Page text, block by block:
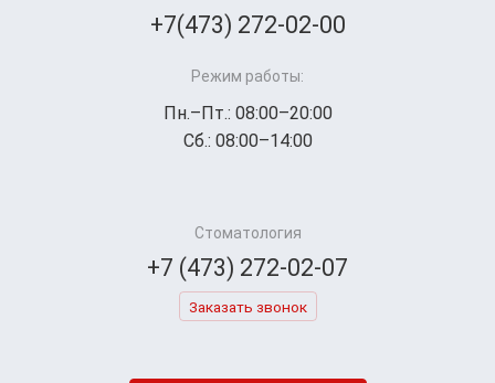
+7(473) 272-02-00
Режим работы:
Пн.–Пт.: 08:00–20:00
Сб.: 08:00–14:00
Стоматология
+7 (473) 272-02-07
Заказать звонок